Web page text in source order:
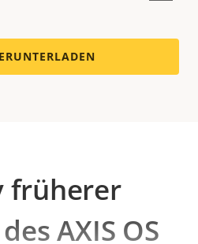
früherer
AXIS OS